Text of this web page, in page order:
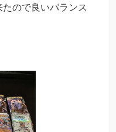
ので良いバランス